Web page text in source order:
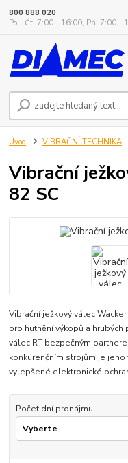
800 888 020
Po - Čt: 7:00 - 16:00, Pá: 7:00 -
Úvod VIBRAČNÍ TECHNIKA
Vibrační
82 SC
Vibrační ježkový válec
pro hutnění výkopů a
válec RT bezpečným
konkurenčním strojům je
vylepšené elektronické
Počet dní pronájmu